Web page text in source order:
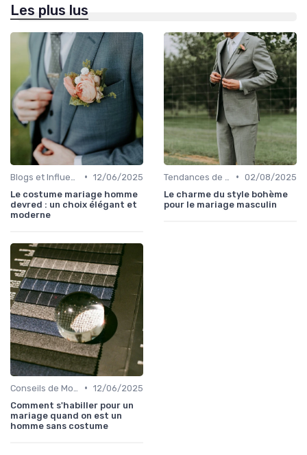
Les plus lus
• 12/06/2025
Le costume mariage homme
devred : un choix élégant et
moderne
• 02/08/2025
Le charme du style bohème
pour le mariage masculin
• 12/06/2025
Comment s'habiller pour un
mariage quand on est un
homme sans costume